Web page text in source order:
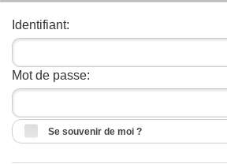
Identifiant:
Mot de passe:
Se souvenir de moi ?